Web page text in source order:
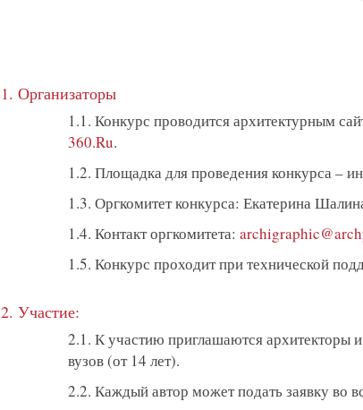
1. Организаторы
1.1. Конкурс проводится архитектурным
360.Ru.
1.2. Площадка для проведения конкурса –
1.3. Оргкомитет конкурса: Екатерина
1.4. Контакт оргкомитета:
1.5. Конкурс проходит при технической
2. Участие:
2.1. К участию приглашаются архитекторы
вузов (от 14 лет).
2.2. Каждый автор может подать заявку во